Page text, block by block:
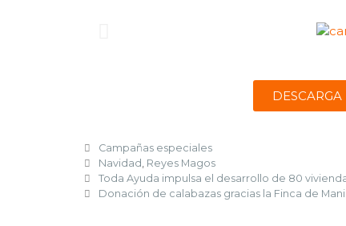
Campañas especiales
Navidad Reyes Magos
Toda Ayuda impulsa el desarrollo de 80
Donación de calabazas gracias la Finca de